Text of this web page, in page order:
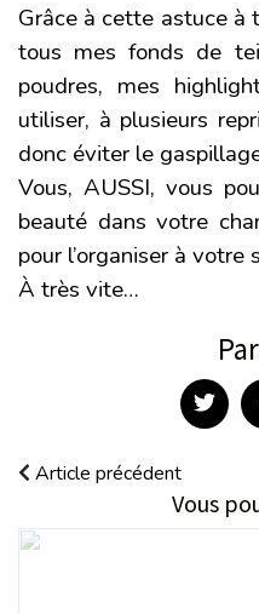
Grâce à cette astuce à
tous mes fonds de
poudres, mes
utiliser, à plusieurs
donc éviter le
Vous, AUSSI, vous
beauté dans votre
pour l’organiser à
À très vite…
Article précédent
Vous